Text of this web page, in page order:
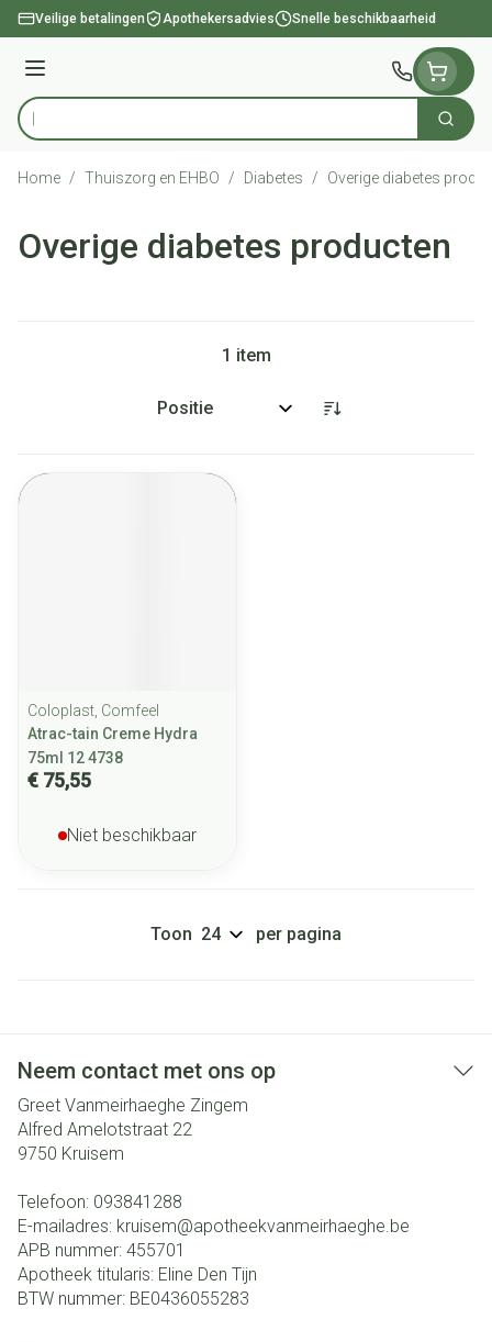
Ga naar de inhoud
Veilige betalingen Apothekersadvies Snelle beschikbaarheid
Menu
Product, merk, categorie... Zoek
Home / Thuiszorg en EHBO / Diabetes / Overige diabetes
Overige diabetes producten
1 item
Sorteer op:
Coloplast, Comfeel
Atrac-tain Creme Hydra
75ml 12 4738
€ 75,55
Niet beschikbaar
Toon per pagina
Neem contact met ons op
Greet Vanmeirhaeghe Zingem
Alfred Amelotstraat 22
9750 Kruisem
Telefoon: 093841288
E-mailadres: kruisem@apotheekvanmeirhaeghe.be
APB nummer: 455701
Apotheek titularis: Eline Den Tijn
BTW nummer: BE0436055283